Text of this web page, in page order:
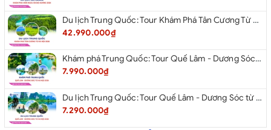
Du lịch Trung Quốc: Tour Khám Phá Tân Cương Từ Hà Nội 2026
42.990.000₫
Khám phá Trung Quốc: Tour Quế Lâm - Dương Sóc từ Hà Nội 2026
7.990.000₫
Du lịch Trung Quốc: Tour Quế Lâm - Dương Sóc từ Hà Nội 2026
7.290.000₫